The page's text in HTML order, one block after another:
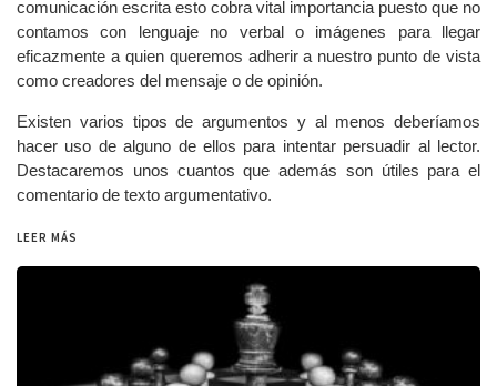
comunicación escrita esto cobra vital importancia puesto que no
contamos con lenguaje no verbal o imágenes para llegar
eficazmente a quien queremos adherir a nuestro punto de vista
como creadores del mensaje o de opinión.
Existen varios tipos de argumentos y al menos deberíamos
hacer uso de alguno de ellos para intentar persuadir al lector.
Destacaremos unos cuantos que además son útiles para el
comentario de texto argumentativo.
LEER MÁS